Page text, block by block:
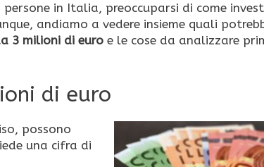
in Italia, preoccuparsi di come
andiamo a vedere insieme quali
3 milioni di euro e le cose da analizzare
di euro
possono
una cifra di